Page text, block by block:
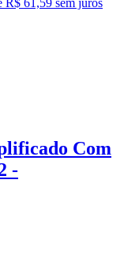
R$ 61,59 sem juros
Com
-